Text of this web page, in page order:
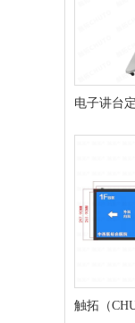
电子讲台
触拓（